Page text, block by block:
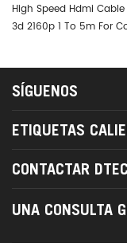
High Speed Hdmi
3d 2160p 1 To 5m For
SÍGUENOS
ETIQUETAS
CONTACTAR
UNA CONSULTA